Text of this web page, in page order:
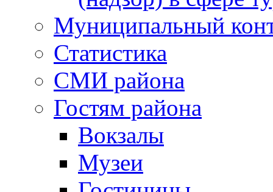
Муниципальный
Статистика
СМИ района
Гостям района
Вокзалы
Музеи